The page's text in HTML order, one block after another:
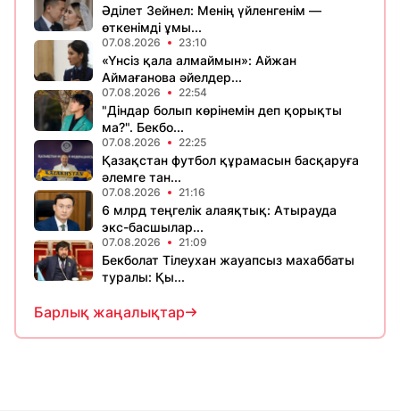
Әділет Зейнел: Менің үйленгенім —
өткенімді ұмы...
07.08.2026 23:10
«Үнсіз қала алмаймын»: Айжан
Аймағанова әйелдер...
07.08.2026 22:54
"Діндар болып көрінемін деп қорықты
ма?". Бекбо...
07.08.2026 22:25
Қазақстан футбол құрамасын басқаруға
әлемге тан...
07.08.2026 21:16
6 млрд теңгелік алаяқтық: Атырауда
экс-басшылар...
07.08.2026 21:09
Бекболат Тілеухан жауапсыз махаббаты
туралы: Қы...
Барлық жаңалықтар